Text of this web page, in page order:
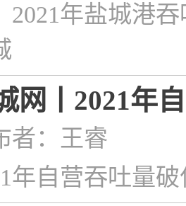
2021年盐城港
网丨2021年
者：王睿
年自营吞吐量